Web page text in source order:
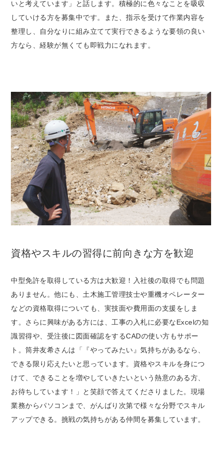
いと考えています」と話します。積極的に色々なことを吸収
していける方を募集中です。また、指示を受けて作業内容を
整理し、自分なりに組み立てて実行できるような要領の良い
方なら、経験が無くても即戦力になれます。
資格やスキルの習得に前向きな方を歓迎
中型免許を取得している方は大歓迎！入社後の取得でも問題
ありません。他にも、土木施工管理技士や重機オペレーター
などの資格取得についても、実技面や費用面の支援をしま
す。さらに興味がある方には、工事の入札に必要なExcelの知
識習得や、受注後に図面確認をするCADの使い方もサポー
ト。筒井友希さんは「『やってみたい』気持ちがあるなら、
できる限り応えたいと思っています。資格やスキルを身につ
けて、できることを増やしていきたいという熱意のある方、
お待ちしています！」と笑顔で答えてくださりました。現場
業務からパソコンまで、がんばり次第で様々な分野でスキル
アップできる。挑戦の気持ちがある仲間を募集しています。